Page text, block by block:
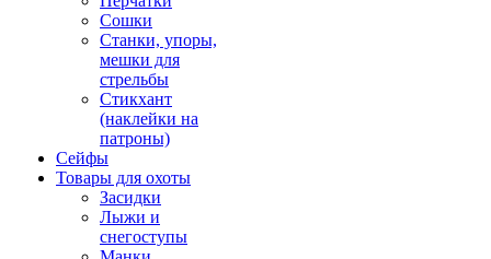
Сошки
Станки, упоры,
мешки для
стрельбы
Стикхант
(наклейки на
патроны)
Сейфы
Товары для охоты
Засидки
Лыжи и
снегоступы